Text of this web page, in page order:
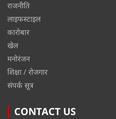
राजनीति
लाइफस्टाइल
कारोबार
खेल
मनोरंजन
शिक्षा / रोजगार
संपर्क सूत्र
CONTACT US